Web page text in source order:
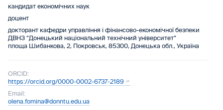
кандидат економічних наук
доцент
докторант кафедри управління і фінансово-економічної безпеки
ДВНЗ “Донецький національний технічний університет”
площа Шибанкова, 2, Покровськ, 85300, Донецька обл., Україна
ORCID:
https://orcid.org/0000-0002-6737-2189
Email:
olena.fomina@donntu.edu.ua